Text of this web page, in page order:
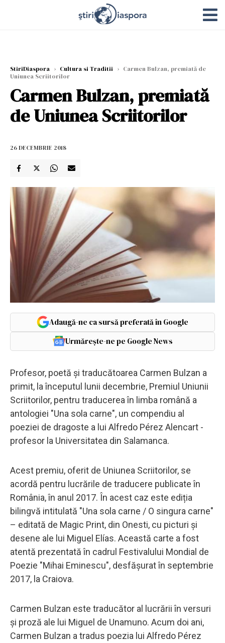
StiriDiaspora › Cultura si Traditii › Carmen Bulzan, premiată de
Uniunea Scriitorilor
Carmen Bulzan, premiată
de Uniunea Scriitorilor
26 DECEMBRIE 2018
Adaugă-ne ca sursă preferată în Google
Urmărește-ne pe Google News
Profesor, poetă și traducătoarea Carmen Bulzan a
primit, la începutul lunii decembrie, Premiul Uniunii
Scriitorilor, pentru traducerea în limba română a
antologiei "Una sola carne", un compendiu al
poeziei de dragoste a lui Alfredo Pérez Alencart -
profesor la Universitatea din Salamanca.
Acest premiu, oferit de Uniunea Scriitorilor, se
acordă pentru lucrările de traducere publicate în
România, în anul 2017. În acest caz este ediția
bilingvă intitulată "Una sola carne / O singura carne"
– editată de Magic Print, din Onesti, cu picturi și
desene ale lui Miguel Elías. Această carte a fost
atentă prezentată în cadrul Festivalului Mondial de
Poezie "Mihai Eminescu", desfășurat în septembrie
2017, la Craiova.
Carmen Bulzan este traducător al lucrării în versuri
și proză ale lui Miguel de Unamuno. Acum doi ani,
Carmen Bulzan a tradus poezia lui Alfredo Pérez